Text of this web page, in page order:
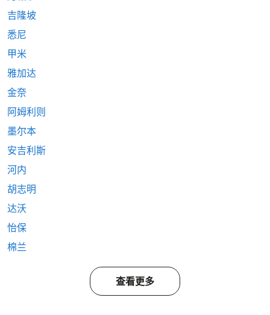
吉隆坡
悉尼
甲米
雅加达
金奈
阿姆利则
墨尔本
安吉利斯
河内
胡志明
达沃
怡保
棉兰
查看更多